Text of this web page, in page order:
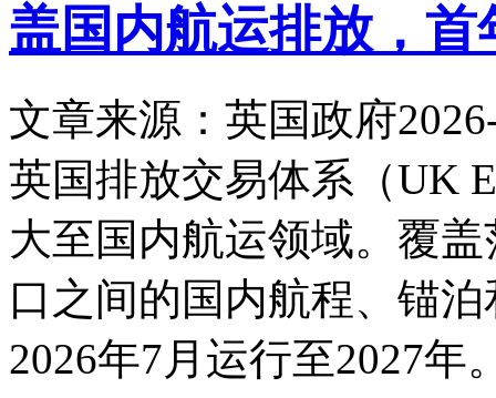
盖国内航运排放，首
文章来源：英国政府
英国排放交易体系（UK
大至国内航运领域。覆
口之间的国内航程、锚
2026年7月运行至2027年